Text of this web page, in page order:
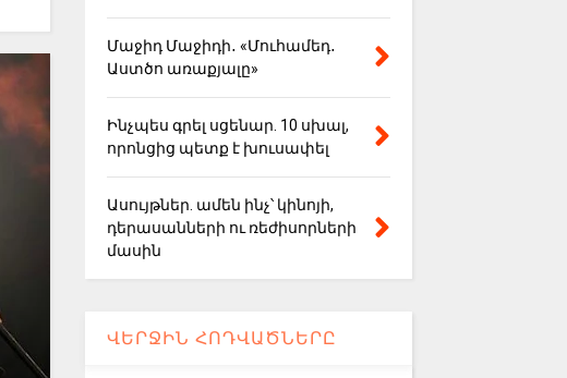
Մաջիդ Մաջիդի․ «Մուհամեդ․
Աստծո առաքյալը»
Ինչպես գրել սցենար. 10 սխալ,
որոնցից պետք է խուսափել
Ասույթներ. ամեն ինչ՝ կինոյի,
դերասանների ու ռեժիսորների
մասին
ՎԵՐՋԻՆ ՀՈԴՎԱԾՆԵՐԸ